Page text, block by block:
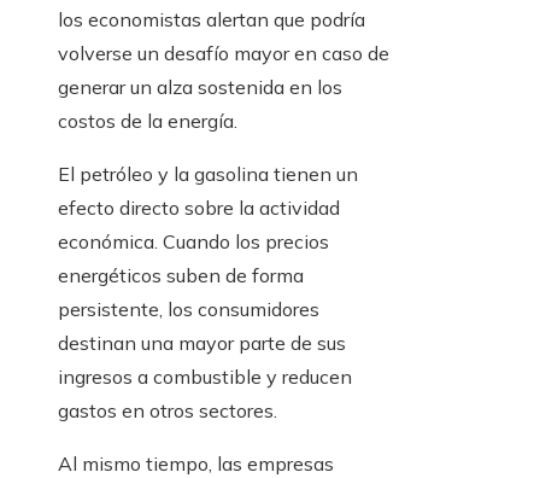
los economistas alertan que podría
volverse un desafío mayor en caso de
generar un alza sostenida en los
costos de la energía.
El petróleo y la gasolina tienen un
efecto directo sobre la actividad
económica. Cuando los precios
energéticos suben de forma
persistente, los consumidores
destinan una mayor parte de sus
ingresos a combustible y reducen
gastos en otros sectores.
Al mismo tiempo, las empresas